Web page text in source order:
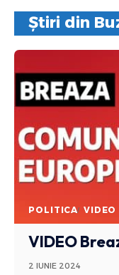
Știri din
POLITICA VIDEO
VIDEO
2 IUNIE 2024